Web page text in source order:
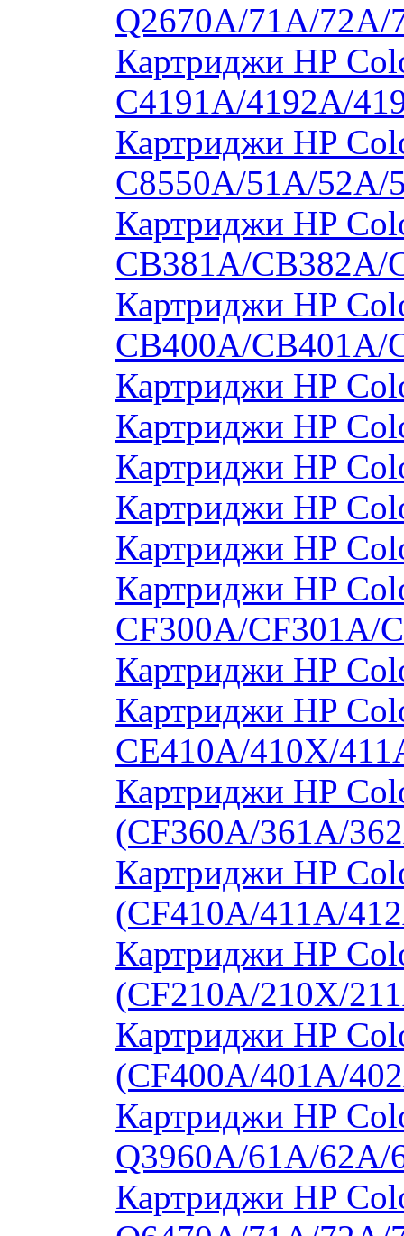
Q2670A/71A/
Картриджи HP
C4191A/4192A/
Картриджи HP
C8550A/51A/
Картриджи HP
CB381A/CB382A/
Картриджи HP
CB400A/CB401A/
Картриджи HP
Картриджи HP
Картриджи HP
Картриджи HP
Картриджи HP
Картриджи HP
CF300A/CF301A/
Картриджи HP
Картриджи HP
CE410A/410X/
Картриджи HP
(CF360A/361A/
Картриджи HP
(CF410A/411A/
Картриджи HP
(CF210A/210X/
Картриджи HP
(CF400A/401A/
Картриджи HP
Q3960A/61A/
Картриджи HP